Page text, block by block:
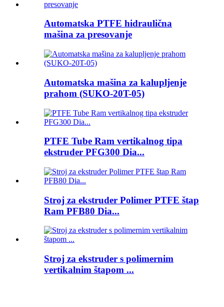
Automatska PTFE hidraulična
mašina za presovanje
Automatska mašina za kalupljenje
prahom (SUKO-20T-05)
PTFE Tube Ram vertikalnog tipa
ekstruder PFG300 Dia...
Stroj za ekstruder Polimer PTFE štap
Ram PFB80 Dia...
Stroj za ekstruder s polimernim
vertikalnim štapom ...